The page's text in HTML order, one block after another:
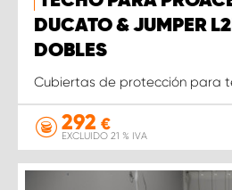
DUCATO & JUMPER
DOBLES
Cubiertas de protección para
292 €
EXCLUIDO 21 % IVA